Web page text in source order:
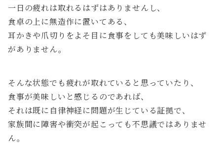
一日の疲れは取れるはずはありませんし、
食卓の上に無造作に置いてある、
耳かきや爪切りをよそ目に食事をしても美味しいはず
がありません。
そんな状態でも疲れが取れていると思っていたり、
食事が美味しいと感じるのであれば、
それは既に自律神経に問題が生じている証拠で、
家族間に障害や衝突が起こっても不思議ではありませ
ん。